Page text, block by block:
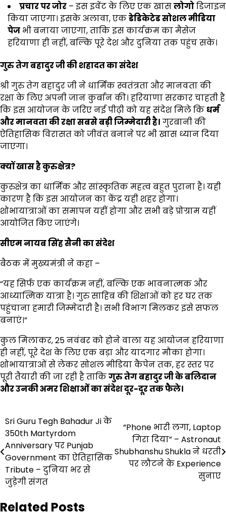
प्रचार पर जोर – इस इवेंट के लिए एक खासलोगोडिजाइन
किया जाएगा। इसके अलावा, एकडेडिकेटेड सोशल मीडिया
पेज भी बनाया जाएगा, ताकि इस कार्यक्रम का मैसेज
हरियाणा ही नहीं, बल्कि पूरे देश और दुनिया तक पहुंच सके।
गुरु तेग बहादुर जी की शहादत का संदेश
श्री गुरु तेग बहादुर जी ने धार्मिक स्वतंत्रता और मानवता की
रक्षा के लिए अपनी जान कुर्बान की। हरियाणा सरकार चाहती है
कि इस आयोजन के जरिए नई पीढ़ी को यह संदेश मिले कि धर्म
और मानवता की रक्षा सबसे बड़ी जिम्मेदारी है। गुरबानी की
ऐतिहासिक विरासत को जीवंत बनाने पर भी खास ध्यान दिया
जाएगा।
क्यों खास है कुरुक्षेत्र?
कुरुक्षेत्र का धार्मिक और सांस्कृतिक महत्व बहुत पुराना है। यही
कारण है कि इस आयोजन का केंद्र यही शहर होगा।
शोभायात्राओं का समापन यहीं होगा और सभी बड़े प्रोग्राम यहीं
आयोजित किए जाएंगे।
सीएम नायब सिंह सैनी का संदेश
बैठक में मुख्यमंत्री ने कहा –
“यह सिर्फ एक कार्यक्रम नहीं, बल्कि एक भावनात्मक और
आध्यात्मिक यात्रा है। गुरु साहिब की शिक्षाओं को हर घर तक
पहुंचाना हमारी जिम्मेदारी है। सभी विभाग मिलकर इसे सफल
बनाएं।”
कुल मिलाकर, 25 नवंबर को होने वाला यह आयोजन हरियाणा
ही नहीं, पूरे देश के लिए एक बड़ा और यादगार मौका होगा।
शोभायात्राओं से लेकर सोशल मीडिया कैंपेन तक, हर स्तर पर
पूरी तैयारी की जा रही है ताकिगुरु तेग बहादुर जी के बलिदान
और उनकी अमर शिक्षाओं का संदेश दूर-दूर तक फैले।
Post
navigation
Sri Guru Tegh Bahadur Ji के
350th Martyrdom
Anniversary पर Punjab
Government का ऐतिहासिक
Tribute – दुनिया भर से
जुड़ेगी संगत
“Phone भारी लगा, Laptop
गिरा दिया” – Astronaut
Shubhanshu Shukla ने धरती
पर लौटने के Experience
सुनाए
Related Posts